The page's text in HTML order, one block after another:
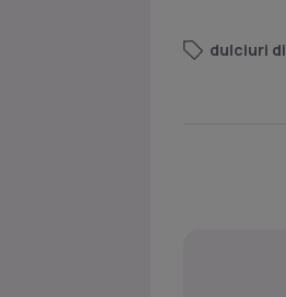
dulciuri